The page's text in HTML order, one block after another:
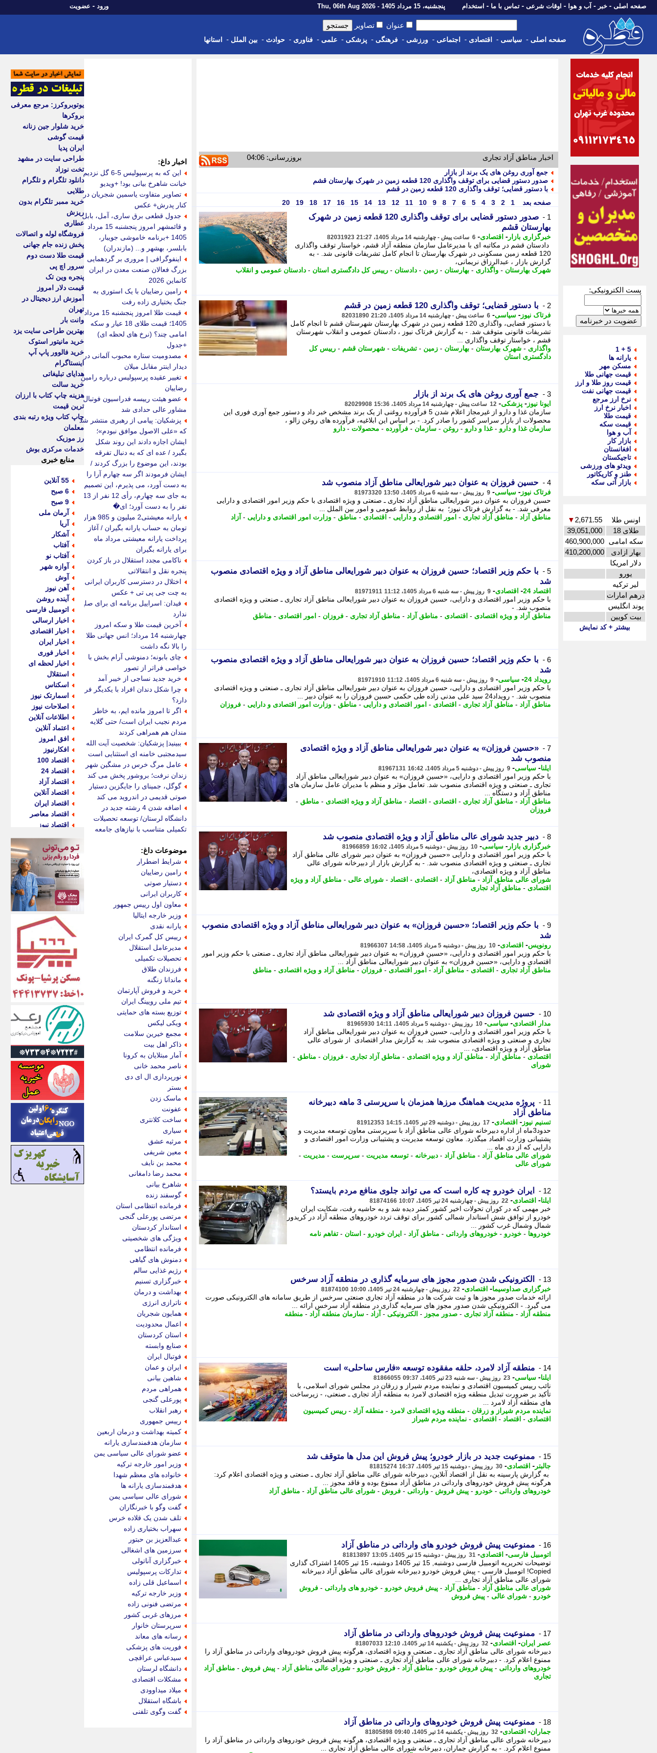
صفحه اصلی - خبر - آب و هوا - اوقات شرعی - تماس با ما - استخدام پنجشنبه، 15 مرداد 1405 - Thu, 06th Aug 2026 ورود - عضویت
عنوان تصاویر
صفحه اصلی - سیاسی - اقتصادی - اجتماعی - ورزشی - فرهنگی - پزشکی - علمی - فناوری - حوادث - بین الملل - استانها
پست الکترونیکی:
5 + 1
یارانه ها
مسکن مهر
قیمت جهانی طلا
قیمت روز طلا و ارز
قیمت جهانی نفت
نرخ ارز مرجع
اخبار نرخ ارز
قیمت طلا
قیمت سکه
آب و هوا
بازار کار
افغانستان
تاجیکستان
ویدئو های ورزشی
طنز و کاریکاتور
بازار آتی سکه
اونس طلا 2,671.55
▼
طلای 18
39,051,000
سکه امامی 460,900,000
بهار ازادی
410,200,000
دلار امریکا
یورو
لیر ترکیه
درهم امارات
پوند انگلیس
بیت کویین
بیشتر + کد نمایش
اخبار مناطق آزاد تجاری بروزرسانی: 04:06
جمع آوری روغن های یک برند از بازار
صدور دستور قضایی برای توقف واگذاری 120 قطعه زمین در شهرک بهارستان قشم
با دستور قضایی؛ توقف واگذاری 120 قطعه زمین در قشم
صفحه بعد
1
2
3
4
5
6
7
8
9
10
11
12
13
14
15
16
17
18
19
20
1 -
صدور دستور قضایی برای توقف واگذاری 120 قطعه زمین در شهرک
بهارستان قشم
خبرگزاری بازار - اقتصادی- 6 ساعت پیش - چهارشنبه 14 مرداد 1405، 21:27 82031923
دادستان قشم در مکاتبه ای با مدیرعامل سازمان منطقه آزاد قشم، خواستار توقف واگذاری
120 قطعه زمین مسکونی در شهرک بهارستان تا انجام کامل تشریفات قانونی شد. - به
گزارش بازار ، عبدالرزاق نریمانی،
شهرک بهارستان - واگذاری - بهارستان - زمین - دادستان - رییس کل دادگستری استان - دادستان عمومی و انقلاب
2 - با دستور قضایی؛ توقف واگذاری 120 قطعه زمین در قشم
فرتاک نیوز - سیاسی- 6 ساعت پیش - چهارشنبه 14 مرداد 1405، 21:20 82031890
با دستور قضایی، واگذاری 120 قطعه زمین در شهرک بهارستان شهرستان قشم تا انجام کامل
تشریفات قانونی متوقف شد. - به گزارش فرتاک نیوز ، دادستان عمومی و انقلاب شهرستان
قشم ، خواستار توقف واگذاری ...
واگذاری - شهرک بهارستان - بهارستان - زمین - تشریفات - شهرستان قشم - رییس کل
دادگستری استان
3 - جمع آوری روغن های یک برند از بازار
ایونا نیوز - پزشکی- 12 ساعت پیش - چهارشنبه 14 مرداد 1405، 15:36 82029908
سازمان غذا و دارو از غیرمجاز اعلام شدن 5 فرآورده روغنی از یک برند مشخص خبر داد و دستور جمع آوری فوری این
محصولات از بازار سراسر کشور را صادر کرد. - بر اساس این ابلاغیه، فرآورده های روغن زالو ،
سازمان غذا و دارو -غذا و دارو - روغن - سازمان - فرآورده - محصولات - دارو
4 - حسین فروزان به عنوان دبیر شورایعالی مناطق آزاد منصوب شد
فرتاک نیوز - سیاسی- 9 روز پیش - سه شنبه 6 مرداد 1405، 13:50 81973320
حسین فروزان به عنوان دبیر شورایعالی مناطق آزاد تجاری ـ صنعتی و ویژه اقتصادی با حکم وزیر امور اقتصادی و دارایی
معرفی شد. - به گزارش فرتاک نیوز؛ به نقل از روابط عمومی و امور بین الملل ...
مناطق آزاد - مناطق آزاد تجاری - امور اقتصادی و دارایی - اقتصادی - مناطق - وزارت امور اقتصادی و دارایی - آزاد
5 -
با حکم وزیر اقتصاد؛ حسین فروزان به عنوان دبیر شورایعالی مناطق آزاد و ویژه اقتصادی منصوب
شد
اقتصاد 24 - اقتصادی- 9 روز پیش - سه شنبه 6 مرداد 1405، 11:12 81971911
با حکم وزیر امور اقتصادی و دارایی، حسین فروزان به عنوان دبیر شورایعالی مناطق آزاد تجاری ـ صنعتی و ویژه اقتصادی
منصوب شد. -
مناطق آزاد و ویژه اقتصادی - اقتصادی - مناطق آزاد - مناطق آزاد تجاری - فروزان - امور اقتصادی - مناطق
6 -
با حکم وزیر اقتصاد؛ حسین فروزان به عنوان دبیر شورایعالی مناطق آزاد و ویژه اقتصادی منصوب
شد
رویداد 24 - سیاسی- 9 روز پیش - سه شنبه 6 مرداد 1405، 11:12 81971910
با حکم وزیر امور اقتصادی و دارایی، حسین فروزان به عنوان دبیر شورایعالی مناطق آزاد تجاری ـ صنعتی و ویژه اقتصادی
منصوب شد. - رویداد24 سید علی مدنی زاده طی حکمی حسین فروزان را به عنوان دبیر ...
مناطق آزاد - مناطق آزاد تجاری - اقتصادی - امور اقتصادی و دارایی - مناطق - وزارت امور اقتصادی و دارایی - فروزان
7 -
«حسین فروزان» به عنوان دبیر شورایعالی مناطق آزاد و ویژه اقتصادی
منصوب شد
ایلنا- سیاسی- 9 روز پیش - دوشنبه 5 مرداد 1405، 16:42 81967131
با حکم وزیر امور اقتصادی و دارایی، «حسین فروزان» به عنوان دبیر شورایعالی مناطق آزاد
تجاری ـ صنعتی و ویژه اقتصادی منصوب شد. تعامل مؤثر و منظم با مدیران عامل سازمان های
مناطق آزاد و دستگاه ...
مناطق آزاد - مناطق آزاد تجاری - اقتصادی - اقتصاد - مناطق آزاد و ویژه اقتصادی - مناطق -
فروزان
8 - دبیر جدید شورای عالی مناطق آزاد و ویژه اقتصادی منصوب شد
خبرگزاری بازار - سیاسی- 10 روز پیش - دوشنبه 5 مرداد 1405، 16:02 81966859
با حکم وزیر امور اقتصادی و دارایی «حسین فروزان» به عنوان دبیر شورای عالی مناطق آزاد
تجاری ـ صنعتی و ویژه اقتصادی منصوب شد. - به گزارش بازار از دبیرخانه شورای عالی
مناطق آزاد و ویژه اقتصادی،
شورای عالی مناطق آزاد - مناطق آزاد - اقتصادی - اقتصاد - شورای عالی - مناطق آزاد و ویژه
اقتصادی - مناطق آزاد تجاری
9 -
با حکم وزیر اقتصاد؛ «حسین فروزان» به عنوان دبیر شورایعالی مناطق آزاد و ویژه اقتصادی منصوب
شد
رونویس- اقتصادی- 10 روز پیش - دوشنبه 5 مرداد 1405، 14:58 81966307
با حکم وزیر امور اقتصادی و دارایی، «حسین فروزان» به عنوان دبیر شورایعالی مناطق آزاد تجاری ـ صنعتی با حکم وزیر امور
اقتصادی و دارایی، «حسین فروزان» به عنوان دبیر شورایعالی مناطق آزاد ...
مناطق آزاد تجاری - اقتصادی - مناطق آزاد - امور اقتصادی - فروزان - مناطق آزاد و ویژه اقتصادی - مناطق
10 - حسین فروزان دبیر شورایعالی مناطق آزاد و ویژه اقتصادی شد
مدار اقتصادی- سیاسی- 10 روز پیش - دوشنبه 5 مرداد 1405، 14:11 81965930
با حکم وزیر امور اقتصادی و دارایی، حسین فروزان به عنوان دبیر شورایعالی مناطق آزاد
تجاری و صنعتی و ویژه اقتصادی منصوب شد. به گزارش مدار اقتصادی از شورای عالی
مناطق آزاد و ویژه اقتصادی، ...
اقتصادی - مناطق آزاد - مناطق آزاد و ویژه اقتصادی - مناطق آزاد تجاری - فروزان - مناطق -
شورای
11 -
پروژه مدیریت هماهنگ مرزها همزمان با سرپرستی 3 ماهه دبیرخانه
مناطق آزاد
تسنیم نیوز - اقتصادی- 17 روز پیش - دوشنبه 29 تیر 1405، 14:15 81912353
حدود3ماه از اداره دبیرخانه شورای عالی مناطق آزاد با سرپرستی معاون توسعه مدیریت و
پشتیبانی وزارت اقصاد میگذرد. معاون توسعه مدیریت و پشتیبانی وزارت امور اقتصادی و
دارایی که از دی ماه ...
شورای عالی مناطق آزاد - مناطق آزاد - دبیرخانه - توسعه مدیریت - سرپرست - مدیریت -
شورای عالی
12 - ایران خودرو چه کاره است که می تواند جلوی منافع مردم بایستد؟
ایلنا- اقتصادی- 22 روز پیش - چهارشنبه 24 تیر 1405، 10:07 81874166
خبر مهمی که در کوران تحولات اخیر کشور کمتر دیده شد و به حاشیه رفت، شکایت ایران
خودرو از توافق شش استاندار شمالی کشور برای توقف تردد خودروهای منطقه آزاد در کریدور
شمال وشمال غرب کشور ...
خودروها - خودرو - خودروهای وارداتی - مناطق آزاد - ایران خودرو - استان - تفاهم نامه
13 - الکترونیکی شدن صدور مجوز های سرمایه گذاری در منطقه آزاد سرخس
خبرگزاری صداوسیما- اقتصادی- 22 روز پیش - چهارشنبه 24 تیر 1405، 10:00 81874100
ارائه خدمات صدور مجوز ها و ثبت شرکت ها در منطقه آزاد تجاری صنعتی سرخس از طریق سامانه های الکترونیکی صورت
می گیرد. - الکترونیکی شدن صدور مجوز های سرمایه گذاری در منطقه آزاد سرخس ارائه ...
منطقه آزاد - منطقه آزاد تجاری - صدور مجوز - الکترونیکی - آزاد - سازمان منطقه آزاد - منطقه
14 - منطقه آزاد لامرد، حلقه مفقوده توسعه «فارس ساحلی» است
ایلنا- سیاسی- 23 روز پیش - سه شنبه 23 تیر 1405، 09:37 81866055
نائب رییس کمیسیون اقتصادی و نماینده مردم شیراز و زرقان در مجلس شورای اسلامی، با
تأکید بر ضرورت تبدیل منطقه ویژه اقتصادی لامرد به منطقه آزاد تجاری ـ صنعتی، - زیرساخت
های منطقه آزاد لامرد ...
نماینده مردم شیراز و زرقان - منطقه ویژه اقتصادی لامرد - منطقه آزاد - رییس کمیسیون
اقتصادی - اقتصاد - اقتصادی - نماینده مردم شیراز
15 - ممنوعیت جدید در بازار خودرو؛ پیش فروش این مدل ها متوقف شد
جالبتر - اقتصادی- 30 روز پیش - دوشنبه 15 تیر 1405، 16:37 81815274
به گزارش پارسینه به نقل از اقتصاد آنلاین، دبیرخانه شورای عالی مناطق آزاد تجاری ـ صنعتی و ویژه اقتصادی اعلام کرد:
هرگونه پیش فروش خودروهای وارداتی در مناطق آزاد ممنوع بوده و فاقد مجوز ...
خودروهای وارداتی - خودرو - پیش فروش - وارداتی - فروش - شورای عالی مناطق آزاد - مناطق آزاد
16 - ممنوعیت پیش فروش خودرو های وارداتی در مناطق آزاد
اتومبیل فارسی- اقتصادی- 31 روز پیش - دوشنبه 15 تیر 1405، 13:05 81813897
توضیحات تحریریه اتومبیل فارسی دوشنبه, 15 تیر 1405 دوشنبه، 15 تیر 1405 اشتراک گذاری
Copied! اتومبیل فارسی - پیش فروش خودرو دبیرخانه شورای عالی مناطق آزاد دبیرخانه
شورای عالی مناطق آزاد تجاری ...
شورای عالی مناطق آزاد - مناطق آزاد - پیش فروش خودرو - خودرو های وارداتی - فروش
خودرو - شورای عالی - پیش فروش
17 - ممنوعیت پیش فروش خودروهای وارداتی در مناطق آزاد
عصر ایران- اقتصادی- 32 روز پیش - یکشنبه 14 تیر 1405، 12:10 81807033
دبیرخانه شورای عالی مناطق آزاد تجاری ـ صنعتی و ویژه اقتصادی، هرگونه پیش فروش خودروهای وارداتی در مناطق آزاد را
ممنوع اعلام کرد. - دبیرخانه شورای عالی مناطق آزاد تجاری ـ صنعتی و ویژه اقتصادی،
خودروهای وارداتی - پیش فروش خودرو - مناطق آزاد - فروش خودرو - شورای عالی مناطق آزاد - پیش فروش - مناطق آزاد
تجاری
18 - ممنوعیت پیش فروش خودروهای وارداتی در مناطق آزاد
جماران- اقتصادی- 32 روز پیش - یکشنبه 14 تیر 1405، 09:40 81805898
دبیرخانه شورای عالی مناطق آزاد تجاری ـ صنعتی و ویژه اقتصادی، هرگونه پیش فروش خودروهای وارداتی در مناطق آزاد را
ممنوع اعلام کرد. - به گزارش جماران، دبیرخانه شورای عالی مناطق آزاد تجاری ...
اخبار داغ:
این که به پرسپولیس 5-6 گل نزدیم
خیانت شاهرخ بیانی بود! +ویدیو
تصاویر متفاوت یاسمین شجریان در
کنار پدرش+ عکس
جدول قطعی برق ساری، آمل، بابل
و قائمشهر امروز پنجشنبه 15 مرداد
1405 +برنامه خاموشی جویبار،
بابلسر، بهشهر و... (مازندران)
اینفوگرافی | مروری بر گردهمایی
بزرگ فعالان صنعت معدن در ایران
کانماین 2026
رامین رضاییان با یک استوری به
جنگ بختیاری زاده رفت
قیمت طلا امروز پنجشنبه 15 مرداد
1405؛ قیمت طلای 18 عیار و سکه
امامی چند؟ (نرخ های لحظه ای)
+جدول
مصدومیت ستاره محبوب آلمانی در
دیدار اینتر مقابل میلان
تغییر عقیده پرسپولیس درباره رامین
رضاییان
عضو هیئت رییسه فدراسیون فوتبال
مشاور عالی حدادی شد
پزشکیان: پیامی از رهبری منتشر شد
که «علی الاصول موافق نبودم»؛
ایشان اجازه دادند این روند شکل
بگیرد / عده ای که به دنبال تفرقه
بودند، این موضوع را بزرگ کردند /
ایشان فرمودند اگر سه چهارم آرا را
به دست آورد، می پذیرم، این تصمیم
به جای سه چهارم، رأی 12 نفر از 13
نفر را به دست آورد؛ ای�
یارانه معیشتی2 میلیون و 985 هزار
تومان به حساب یارانه بگیران / آغاز
پرداخت یارانه معیشتی مرداد ماه
برای یارانه بگیران
ناکامی مجدد استقلال در باز کردن
پنجره نقل و انتقالاتی
اختلال در دسترسی کاربران ایرانی
به چت جی پی تی + عکس
فیدان: اسراییل برنامه ای برای صلح
ندارد
آخرین قیمت طلا و سکه امروز
چهارشنبه 14 مرداد؛ انس جهانی طلا
را بالا نگه داشت
چای بابونه؛ دمنوشی آرام بخش با
خواصی فراتر از تصور
خرید جدید نساجی از خیبر آمد
چرا شکل دندان افراد با یکدیگر فرق
دارد؟
اگر تا امروز مانده ایم، به خاطر
مردم نجیب ایران است/ حتی گلایه
مندان هم همراهی کردند
ببینید| پزشکیان: شخصیت آیت الله
سیدمجتبی خامنه ای استثنایی است
عامل مرگ خرس در مشگین شهر
زندان نرفت؛ بروشور پخش می کند
گوگل، جمینای را جایگزین دستیار
صوتی قدیمی در اندروید می کند
اضافه شدن 4 رشته جدید در
دانشگاه لرستان/ توسعه تحصیلات
تکمیلی متناسب با نیازهای جامعه
موضوعات داغ:
شرایط اضطرار
رامین رضاییان
دستیار صوتی
کاربران ایرانی
معاون اول رییس جمهور
وزیر خارجه ایتالیا
یارانه نقدی
رییس کل گمرک ایران
مدیرعامل استقلال
تحصیلات تکمیلی
فرزندان طلاق
ماندانا زنگنه
خرید و فروش آپارتمان
تیم ملی رویینگ ایران
توزیع بسته های حمایتی
ویکی لیکس
مجمع خیرین سلامت
ذاکر اهل بیت
آمار مبتلایان به کرونا
ناصر محمد خانی
نورپردازی ال ای دی
بستر
ماسک زدن
عفونت
ساخت کلانتری
سیاری
مرثیه عشق
معین شریفی
محمد بن نایف
محمد رضا دامغانی
شاهرخ بیانی
گوسفند زنده
فرمانده انتظامی استان
مرتضی پورعلی گنجی
استاندار کردستان
ویژگی های شخصیتی
فرمانده انتظامی
دمنوش های گیاهی
رژیم غذایی سالم
خبرگزاری تسنیم
بهداشت و درمان
ناترازی انرژی
همایون شجریان
اعمال محدودیت
استان کردستان
صنایع وابسته
فوتبال ایران
ایران و عمان
شاهین بیانی
همراهی مردم
پورعلی گنجی
رهبر انقلاب
رییس جمهوری
کمیته بهداشت و درمان اربعین
سازمان هدفمندسازی یارانه
عضو شورای عالی سیاسی یمن
وزیر امور خارجه ترکیه
خانواده های معظم شهدا
هدفمندسازی یارانه ها
شورای عالی سیاسی یمن
گفت وگو با خبرنگاران
تلف شدن یک قلاده خرس
سهراب بختیاری زاده
عبدالعزیز بن حبتور
سرزمین های اشغالی
خبرگزاری آناتولی
تدارکات پرسپولیس
اسماعیل قلی زاده
وزیر خارجه ترکیه
مرتضی فنونی زاده
مرزهای غربی کشور
سرپرستان خانوار
رسانه های معاند
فوریت های پزشکی
سیدعباس عراقچی
دانشگاه لرستان
مشکلات اقتصادی
میلاد میداوودی
باشگاه استقلال
گفت وگوی تلفنی
یوتوبروکرز: مرجع معرفی
بروکرها
خرید شلوار جین زنانه
قیمت گوشی
ایران پدیا
طراحی سایت در مشهد
تخت نوزاد
دانلود تلگرام و تلگرام
طلایی
خرید ممبر تلگرام بدون
ریزش
عطاری
فروشگاه لوله و اتصالات
پخش زنده جام جهانی
قیمت طلا دست دوم
سرور اچ پی
پنجره وین تک
قیمت دلار امروز
آموزش ارز دیجیتال در
تهران
وانت بار
بهترین طراحی سایت یزد
خرید مانیتور استوک
خرید فالوور پاپ آپ
اینستاگرام
هدایای تبلیغاتی
خرید سالت
هزینه چاپ کتاب با ارزان
ترین قیمت
چاپ کتاب ویژه رتبه بندی
معلمان
رز موزیک
خدمات مرکزی بوش
منابع خبری
55 آنلاین
6 صبح
9 صبح
آرمان ملی
آریا
آشکار
آفتاب
آفتاب نو
آوازه شهر
آوش
آهن نیوز
آینده روشن
اتومبیل فارسی
اخبار ارسالی
اخبار اقتصادی
اخبار ایران
اخبار فوری
اخبار لحظه ای
استقلال
اسکناس
اسمارتک نیوز
اصلاحات نیوز
اطلاعات آنلاین
اعتماد آنلاین
افق امروز
افکارنیوز
اقتصاد 100
اقتصاد 24
اقتصاد آزاد
اقتصاد آنلاین
اقتصاد ایران
اقتصاد معاصر
اقتصاد نیوز
اکوفارس
اکونگار
اکونیوز
الف
انتشار آنلاین
اندیشه قرن
اندیشه معاصر
اندیشه ها
انرژی پرس
ای استخدام
ایتنا
ایراف
ایران آرت
ایران آنلاین
ایران زندگی
ایران فوری
ایرانی روز
ایرانیتال
ایرنا
ایسکانیوز
ایسنا
ایکنا
ایلنا
اینتیتر
ایونا نیوز
بازتاب آنلاین
باشگاه خبرنگاران
باغستان نیوز
بامبوک
ببین و بخون
بدینسان
بنکر